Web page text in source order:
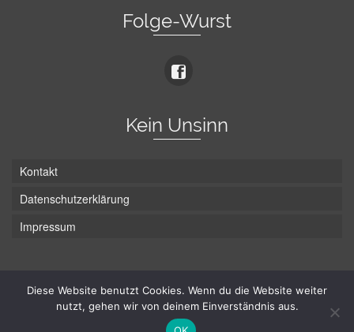
Folge-Wurst
Kein Unsinn
Kontakt
Datenschutzerklärung
Impressum
© Hans-Wurst.net - Gute Laune seit 2005
Diese Website benutzt Cookies. Wenn du die Website weiter
nutzt, gehen wir von deinem Einverständnis aus.